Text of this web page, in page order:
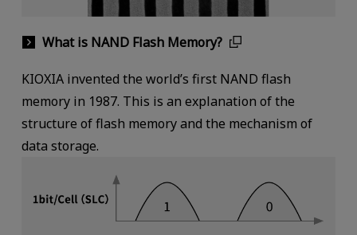
What is NAND Flash Memory?
KIOXIA invented the world’s first NAND flash
memory in 1987. This is an explanation of the
structure of flash memory and the mechanism of
data storage.